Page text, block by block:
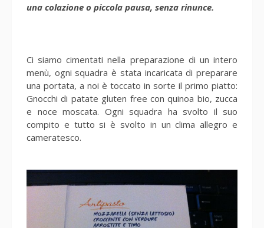
una colazione o piccola pausa, senza rinunce.
Ci siamo cimentati nella preparazione di un intero
menù, ogni squadra è stata incaricata di preparare
una portata, a noi è toccato in sorte il primo piatto:
Gnocchi di patate gluten free con quinoa bio, zucca
e noce moscata. Ogni squadra ha svolto il suo
compito e tutto si è svolto in un clima allegro e
cameratesco.